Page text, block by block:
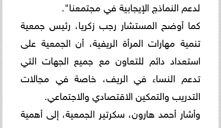
لدعم النماذج الإيجابية في مجتمعنا".
كما أوضح المستشار رجب زكريا، رئيس جمعية
تنمية مهارات المرأة الريفية، أن الجمعية على
استعداد دائم للتعاون مع جميع الجهات التي
تدعم النساء في الريف، خاصة في مجالات
التدريب والتمكين الاقتصادي والاجتماعي.
وأشار أحمد هارون، سكرتير الجمعية، إلى أهمية